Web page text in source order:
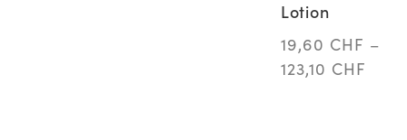
Lotion
19,60 CHF –
123,10 CHF